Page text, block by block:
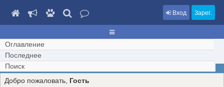
Вход Зарег.
Оглавление
Последнее
Поиск
Добро пожаловать, Гость